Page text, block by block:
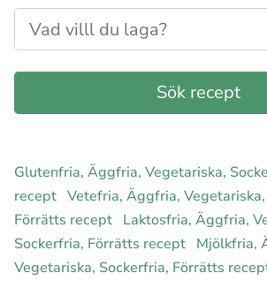
Glutenfria, Äggfria, Vegetariska,
recept Vetefria, Äggfria,
Förrätts recept Laktosfria, Äggfria,
Sockerfria, Förrätts recept Mjölkfria,
Vegetariska, Sockerfria, Förrätts